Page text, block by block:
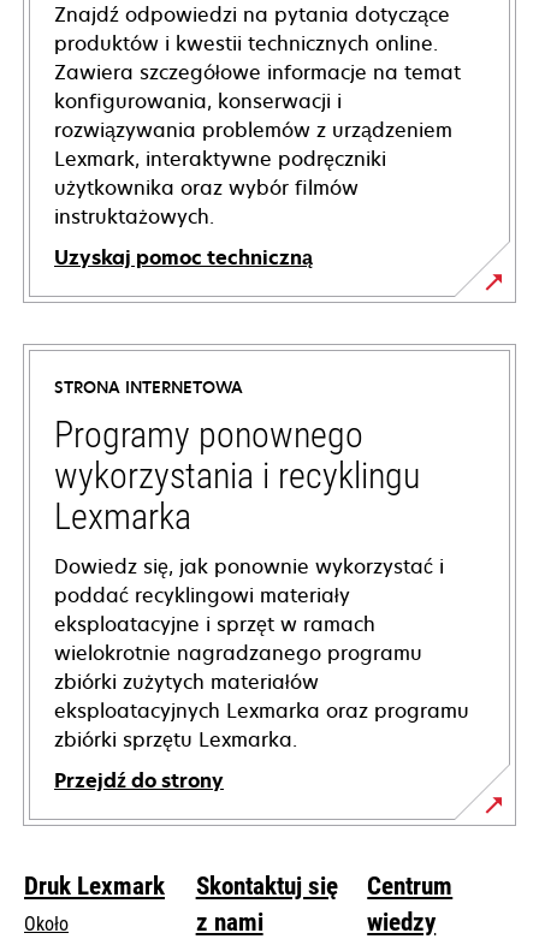
Znajdź odpowiedzi na pytania dotyczące
produktów i kwestii technicznych online.
Zawiera szczegółowe informacje na temat
konfigurowania, konserwacji i
rozwiązywania problemów z urządzeniem
Lexmark, interaktywne podręczniki
użytkownika oraz wybór filmów
instruktażowych.
Uzyskaj pomoc techniczną
opens
in
new
tab
STRONA INTERNETOWA
Programy ponownego
wykorzystania i recyklingu
Lexmarka
Dowiedz się, jak ponownie wykorzystać i
poddać recyklingowi materiały
eksploatacyjne i sprzęt w ramach
wielokrotnie nagradzanego programu
zbiórki zużytych materiałów
eksploatacyjnych Lexmarka oraz programu
zbiórki sprzętu Lexmarka.
Przejdź do strony
Druk Lexmark
Około
Skontaktuj się
z nami
Centrum
wiedzy